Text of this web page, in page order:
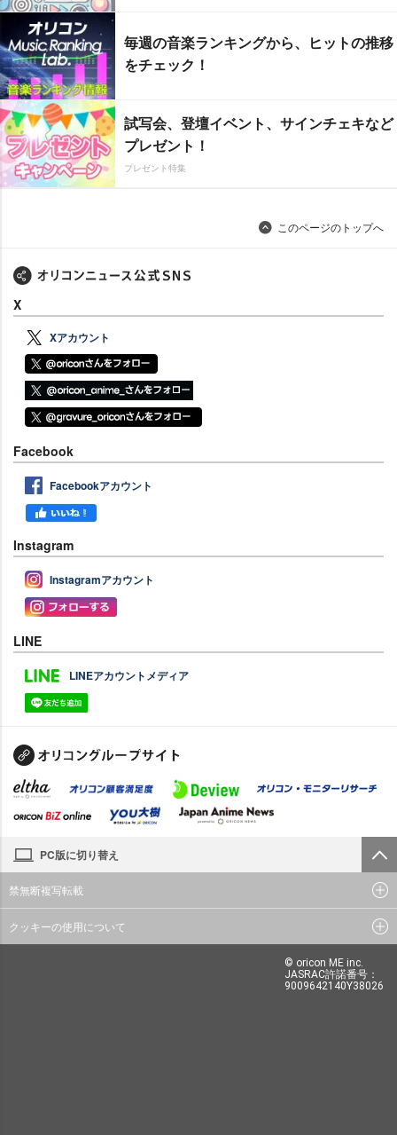
毎週の音楽ランキングから、ヒットの推移
をチェック！
試写会、登壇イベント、サインチェキなど
プレゼント！
プレゼント特集
このページのトップへ
X
Xアカウント
Facebook
Facebookアカウント
Instagram
Instagramアカウント
LINE
LINEアカウントメディア
PC版に切り替え
禁無断複写転載
クッキーの使用について
© oricon ME inc.
JASRAC許諾番号：
9009642140Y38026